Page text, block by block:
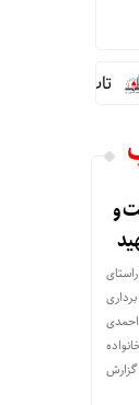
آوری، وجه تمایز
و
۱۲ مرداد با خانواده